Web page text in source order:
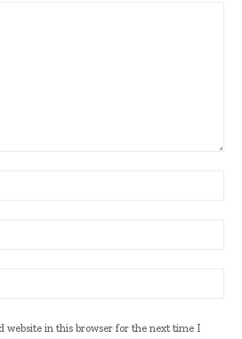
website in this browser for the next time I